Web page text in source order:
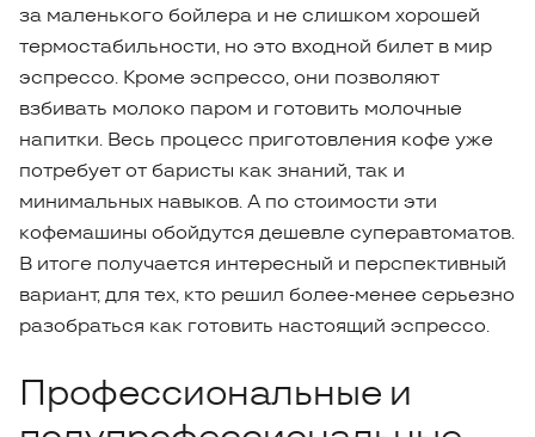
за маленького бойлера и не слишком хорошей
термостабильности, но это входной билет в мир
эспрессо. Кроме эспрессо, они позволяют
взбивать молоко паром и готовить молочные
напитки. Весь процесс приготовления кофе уже
потребует от баристы как знаний, так и
минимальных навыков. А по стоимости эти
кофемашины обойдутся дешевле суперавтоматов.
В итоге получается интересный и перспективный
вариант, для тех, кто решил более-менее серьезно
разобраться как готовить настоящий эспрессо.
Профессиональные и